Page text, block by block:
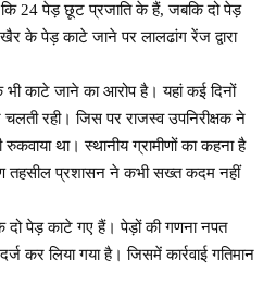
कि 24 पेड़ छूट प्रजाति के हैं, जबकि दो पेड़
के पेड़ काटे जाने पर लालढांग रेंज द्वारा
काटे जाने का आरोप है। यहां कई दिनों
रही। जिस पर राजस्व उपनिरीक्षक ने
था। स्थानीय ग्रामीणों का कहना है
तहसील प्रशासन ने कभी सख्त कदम नहीं
दो पेड़ काटे गए हैं। पेड़ों की गणना नपत
कर लिया गया है। जिसमें कार्रवाई गतिमान